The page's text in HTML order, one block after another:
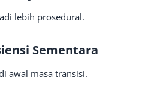
lebih prosedural.
Sementara
awal masa transisi.